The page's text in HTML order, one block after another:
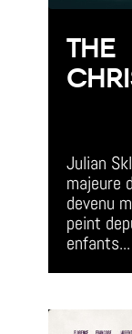
THE
Julian
majeure
devenu
peint
enfants...